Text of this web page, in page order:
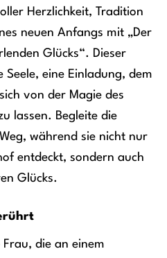
Herzlichkeit, Tradition
neuen Anfangs mit „Der
Glücks“. Dieser
Seele, eine Einladung, dem
von der Magie des
lassen. Begleite die
während sie nicht nur
entdeckt, sondern auch
Glücks.
die an einem